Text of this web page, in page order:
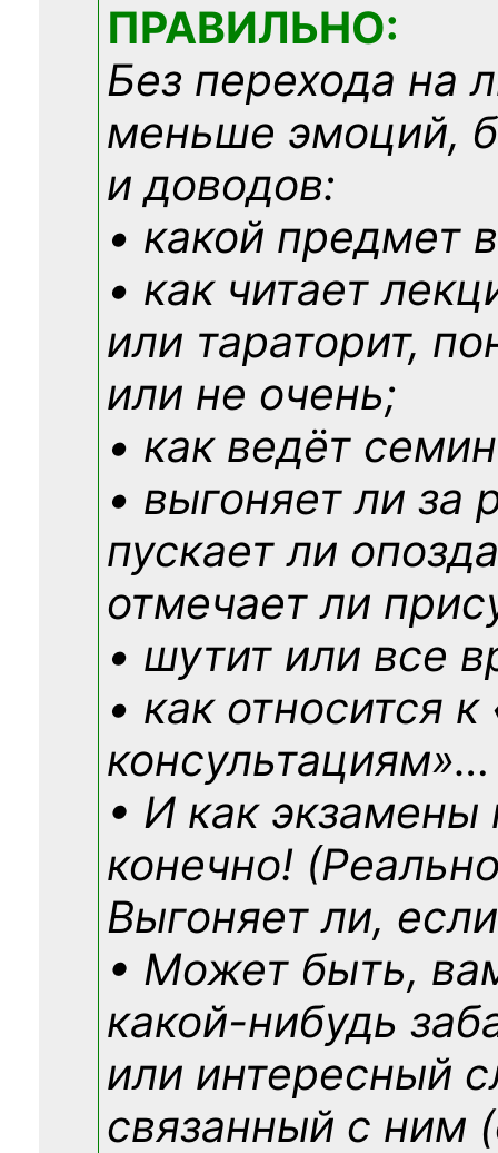
ПРАВИЛЬНО:
Без перехода на
меньше эмоций,
и доводов:
• какой предмет
• как читает
или тараторит,
или не очень;
• как ведёт
• выгоняет ли за
пускает ли
отмечает ли
• шутит или все
• как относится
консультациям»…
• И как экзамены
конечно!
Выгоняет ли,
• Может быть,
какой-нибудь
или интересный
связанный с ним